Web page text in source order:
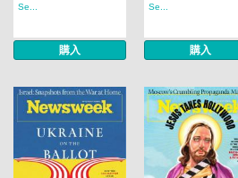
Se...
購入
Se...
購入